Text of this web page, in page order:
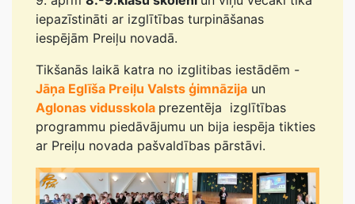
iepazīstināti ar izglītības turpināšanas
iespējām Preiļu novadā.
Tikšanās laikā katra no izglitibas iestādēm -
Jāņa Eglīša Preiļu Valsts ģimnāzija un
Aglonas vidusskola prezentēja izglītības
programmu piedāvājumu un bija iespēja tikties
ar Preiļu novada pašvaldības pārstāvi.